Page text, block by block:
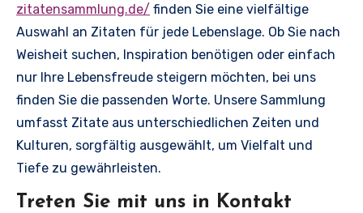
zitatensammlung.de/ finden Sie eine vielfältige
Auswahl an Zitaten für jede Lebenslage. Ob Sie nach
Weisheit suchen, Inspiration benötigen oder einfach
nur Ihre Lebensfreude steigern möchten, bei uns
finden Sie die passenden Worte. Unsere Sammlung
umfasst Zitate aus unterschiedlichen Zeiten und
Kulturen, sorgfältig ausgewählt, um Vielfalt und
Tiefe zu gewährleisten.
Treten Sie mit uns in Kontakt